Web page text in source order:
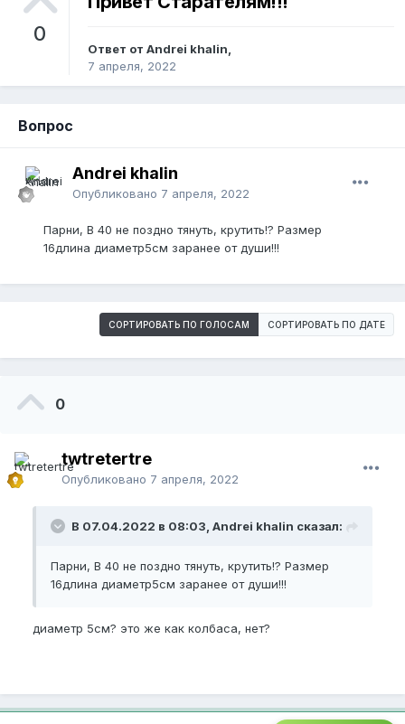
0
Ответ от Andrei khalin,
7 апреля, 2022
Вопрос
Andrei khalin
Опубликовано 7 апреля, 2022
Парни, В 40 не поздно тянуть, крутить!? Размер
16длина диаметр5см заранее от души!!!
СОРТИРОВАТЬ ПО ГОЛОСАМ СОРТИРОВАТЬ ПО ДАТЕ
0
twtretertre
Опубликовано 7 апреля, 2022
В 07.04.2022 в 08:03, Andrei khalin сказал:
Парни, В 40 не поздно тянуть, крутить!? Размер
16длина диаметр5см заранее от души!!!
диаметр 5см? это же как колбаса, нет?